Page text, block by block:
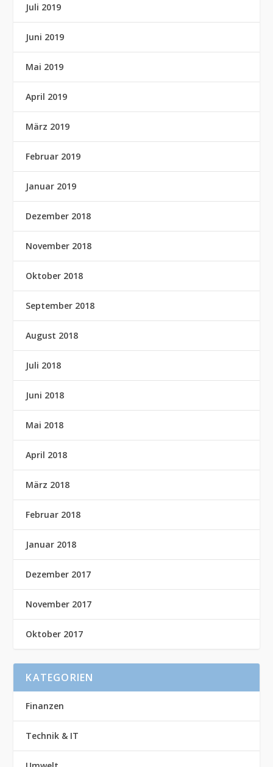
Juli 2019
Juni 2019
Mai 2019
April 2019
März 2019
Februar 2019
Januar 2019
Dezember 2018
November 2018
Oktober 2018
September 2018
August 2018
Juli 2018
Juni 2018
Mai 2018
April 2018
März 2018
Februar 2018
Januar 2018
Dezember 2017
November 2017
Oktober 2017
KATEGORIEN
Finanzen
Technik & IT